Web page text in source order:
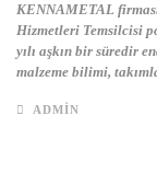
KENNAMETAL
Hizmetleri Temsilcisi
yılı aşkın bir süredir
malzeme bilimi,
ADMIN